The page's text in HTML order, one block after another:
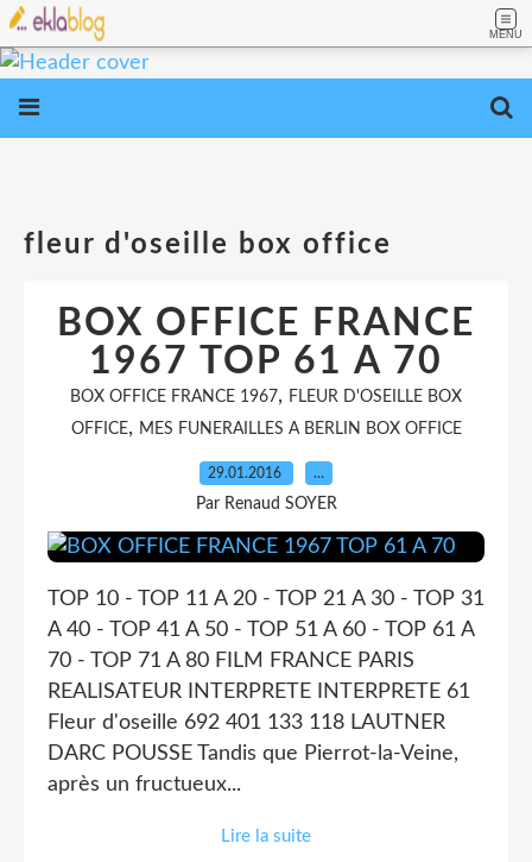
MENU
fleur d'oseille box office
BOX OFFICE FRANCE
1967 TOP 61 A 70
BOX OFFICE FRANCE 1967, FLEUR D'OSEILLE BOX
OFFICE, MES FUNERAILLES A BERLIN BOX OFFICE
29.01.2016 …
Par Renaud SOYER
TOP 10 - TOP 11 A 20 - TOP 21 A 30 - TOP 31
A 40 - TOP 41 A 50 - TOP 51 A 60 - TOP 61 A
70 - TOP 71 A 80 FILM FRANCE PARIS
REALISATEUR INTERPRETE INTERPRETE 61
Fleur d'oseille 692 401 133 118 LAUTNER
DARC POUSSE Tandis que Pierrot-la-Veine,
après un fructueux...
Lire la suite